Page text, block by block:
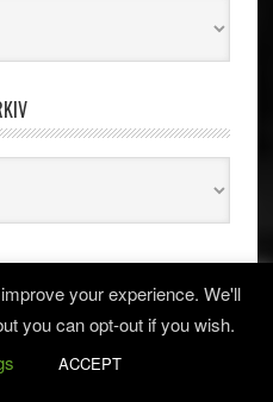
Cefa arben llalla asllan
Behlul
your experience. We'll
you can opt-out if you wish.
ACCEPT